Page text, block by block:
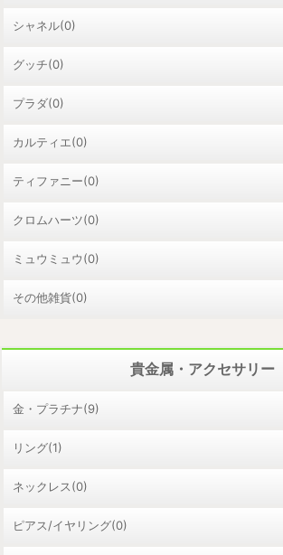
シャネル(0)
グッチ(0)
プラダ(0)
カルティエ(0)
ティファニー(0)
クロムハーツ(0)
ミュウミュウ(0)
その他雑貨(0)
貴金属・アクセサリー
金・プラチナ(9)
リング(1)
ネックレス(0)
ピアス/イヤリング(0)